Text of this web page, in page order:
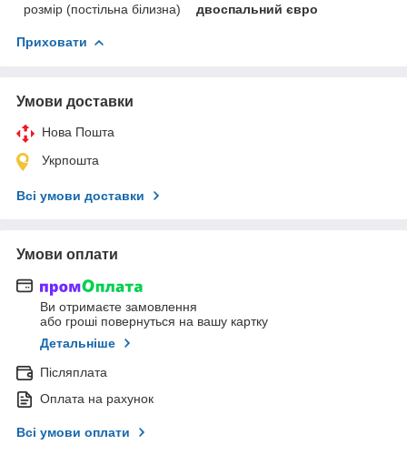
розмір (постільна білизна)
двоспальний євро
Приховати
Умови доставки
Нова Пошта
Укрпошта
Всі умови доставки
Умови оплати
Ви отримаєте замовлення
або гроші повернуться на вашу картку
Детальніше
Післяплата
Оплата на рахунок
Всі умови оплати